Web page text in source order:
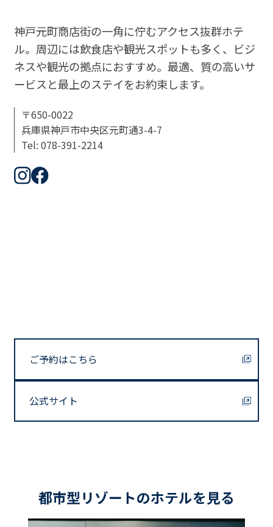
神戸元町商店街の一角に佇むアクセス抜群ホテ
ル。周辺には飲食店や観光スポットも多く、ビジ
ネスや観光の拠点におすすめ。最適、質の高いサ
ービスと最上のステイをお約束します。
〒650-0022
兵庫県神戸市中央区元町通3-4-7
Tel:078-391-2214
ご予約はこちら
公式サイト
都市型リゾートのホテルを見る